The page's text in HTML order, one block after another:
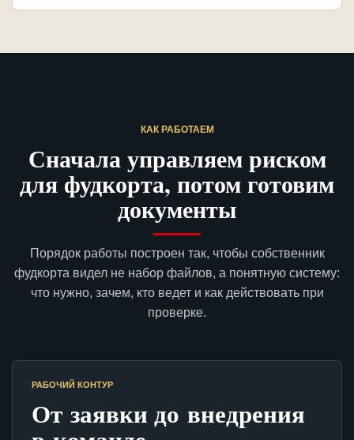
КАК РАБОТАЕМ
Сначала управляем риском
для фудкорта, потом готовим
документы
Порядок работы построен так, чтобы собственник
фудкорта видел не набор файлов, а понятную систему:
что нужно, зачем, кто ведет и как действовать при
проверке.
РАБОЧИЙ КОНТУР
От заявки до внедрения